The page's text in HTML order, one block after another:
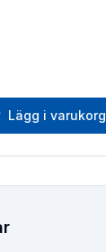
Lägg i varukorg